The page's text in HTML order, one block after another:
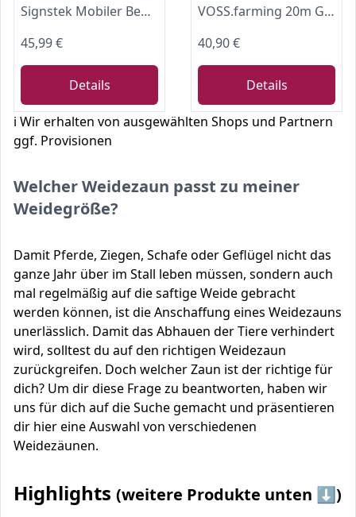
Signstek Mobiler Begrenzungszaun 15 m lang & 90 cm hoch, mit 9 Pfählen – Steckzaun, Hundezaun, Hühnerzaun, Gartenzaun, ohne Strom, engmaschig, grün
45,99 €
Details
VOSS.farming 20m Gartennetz, Universal Begrenzungszaun, 80cm, 12 Pfähle, dunkelgrün, Hundezaun Campingzaun Beetschutz
40,90 €
Details
ℹ️ Wir erhalten von ausgewählten Shops und Partnern
ggf. Provisionen
Welcher Weidezaun passt zu meiner
Weidegröße?
Damit Pferde, Ziegen, Schafe oder Geflügel nicht das
ganze Jahr über im Stall leben müssen, sondern auch
mal regelmäßig auf die saftige Weide gebracht
werden können, ist die Anschaffung eines Weidezauns
unerlässlich. Damit das Abhauen der Tiere verhindert
wird, solltest du auf den richtigen Weidezaun
zurückgreifen. Doch welcher Zaun ist der richtige für
dich? Um dir diese Frage zu beantworten, haben wir
uns für dich auf die Suche gemacht und präsentieren
dir hier eine Auswahl von verschiedenen
Weidezäunen.
Highlights (weitere Produkte unten ⬇️)